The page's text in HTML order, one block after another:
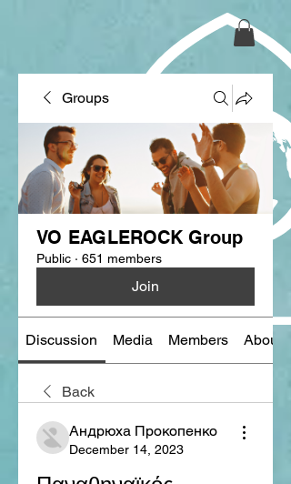
Groups
VO EAGLEROCK Group
Public · 651 members
Join
Discussion Media Members About
Back
Андрюха Прокопенко
December 14, 2023